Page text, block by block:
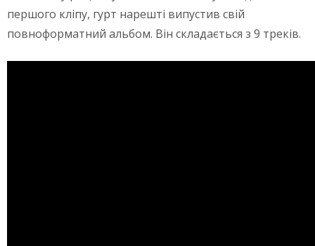
першого кліпу, гурт нарешті випустив свій
повноформатний альбом. Він складається з 9 треків.